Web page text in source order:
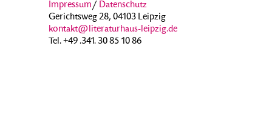
Impressum/ Datenschutz
Gerichtsweg 28, 04103 Leipzig
kontakt@literaturhaus-leipzig.de
Tel. +49 .341. 30 85 10 86